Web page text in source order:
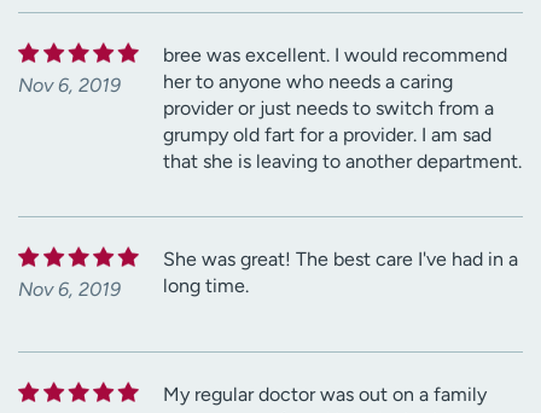
Nov 6, 2019
bree was excellent. I would recommend
her to anyone who needs a caring
provider or just needs to switch from a
grumpy old fart for a provider. I am sad
that she is leaving to another department.
Nov 6, 2019
She was great! The best care I've had in a
long time.
My regular doctor was out on a family